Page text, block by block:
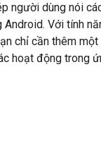
người dùng nói
Với tính
chỉ cần thêm
hoạt động trong